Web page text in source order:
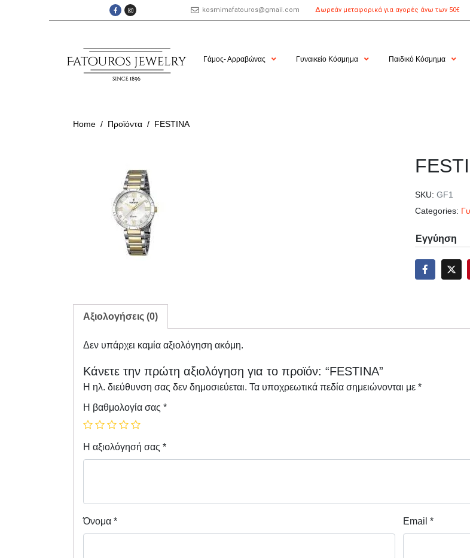
kosmimafatouros@gmail.com Δωρεάν μεταφορικά για αγορές άνω των 50€
Γάμος- Αρραβώνας Γυναικείο Κόσμημα Παιδικό Κόσμημα
Home Προϊόντα FESTINA
SKU: GF1
Categories:
Εγγύηση
Αξιολογήσεις (0)
Δεν υπάρχει καμία αξιολόγηση ακόμη.
Κάνετε την πρώτη αξιολόγηση για το προϊόν: “FESTINA”
Η ηλ. διεύθυνση σας δεν δημοσιεύεται. Τα υποχρεωτικά πεδία σημειώνονται με *
Η βαθμολογία σας *
Η αξιολόγησή σας *
Όνομα * Email*